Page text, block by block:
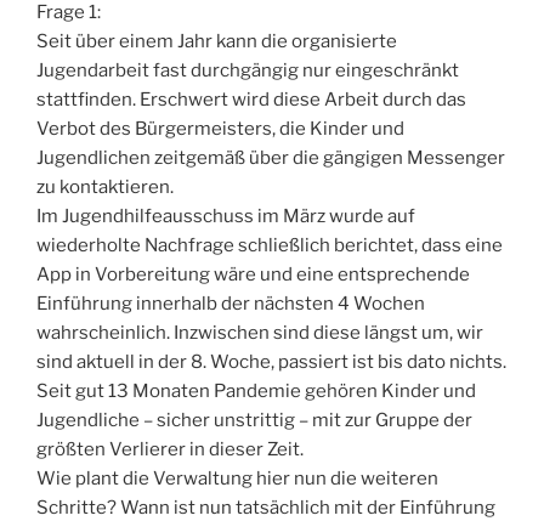
Frage 1:
Seit über einem Jahr kann die organisierte
Jugendarbeit fast durchgängig nur eingeschränkt
stattfinden. Erschwert wird diese Arbeit durch das
Verbot des Bürgermeisters, die Kinder und
Jugendlichen zeitgemäß über die gängigen Messenger
zu kontaktieren.
Im Jugendhilfeausschuss im März wurde auf
wiederholte Nachfrage schließlich berichtet, dass eine
App in Vorbereitung wäre und eine entsprechende
Einführung innerhalb der nächsten 4 Wochen
wahrscheinlich. Inzwischen sind diese längst um, wir
sind aktuell in der 8. Woche, passiert ist bis dato nichts.
Seit gut 13 Monaten Pandemie gehören Kinder und
Jugendliche – sicher unstrittig – mit zur Gruppe der
größten Verlierer in dieser Zeit.
Wie plant die Verwaltung hier nun die weiteren
Schritte? Wann ist nun tatsächlich mit der Einführung